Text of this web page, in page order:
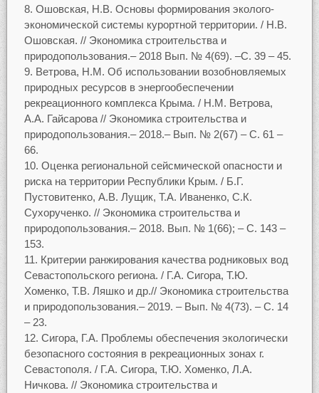
Ошовская, Н.В. Основы формирования эколого-
экономической системы курортной территории. / Н.В.
Ошовская. // Экономика строительства и
природопользования.– 2018 Вып. № 4(69). –С. 39 – 45.
Ветрова, Н.М. Об использовании возобновляемых
природных ресурсов в энергообеспечении
рекреационного комплекса Крыма. / Н.М. Ветрова,
А.А. Гайсарова // Экономика строительства и
природопользования.– 2018.– Вып. № 2(67) – С. 61 –
66.
Оценка региональной сейсмической опасности и
риска на территории Республики Крым. / Б.Г.
Пустовитенко, А.В. Лущик, Т.А. Иваненко, С.К.
Сухорученко. // Экономика строительства и
природопользования.– 2018. Вып. № 1(66); – С. 143 –
153.
Критерии ранжирования качества родниковых вод
Севастопольского региона. / Г.А. Сигора, Т.Ю.
Хоменко, Т.В. Ляшко и др.// Экономика строительства
и природопользования.– 2019. – Вып. № 4(73). – С. 14
– 23.
Сигора, Г.А. Проблемы обеспечения экологически
безопасного состояния в рекреационных зонах г.
Севастополя. / Г.А. Сигора, Т.Ю. Хоменко, Л.А.
Ничкова. // Экономика строительства и